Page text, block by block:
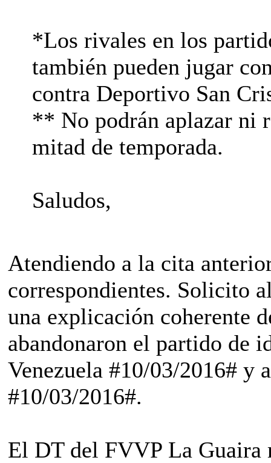
*Los rivales en los
también pueden jugar
contra Deportivo San
** No podrán aplazar ni
mitad de temporada.
Saludos,
Atendiendo a la cita
correspondientes. Solicito
una explicación coherente
abandonaron el partido de
Venezuela #10/03/2016# y
#10/03/2016#.
El DT del FVVP La Guaira